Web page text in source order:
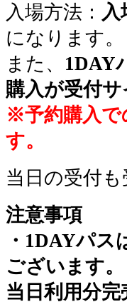
入場方法：
になります。
また、 1DAY
購入が受付サ
※予約購入で
す。
当日の受付
注意事項
・1DAYパ
ございます。
当日利用分